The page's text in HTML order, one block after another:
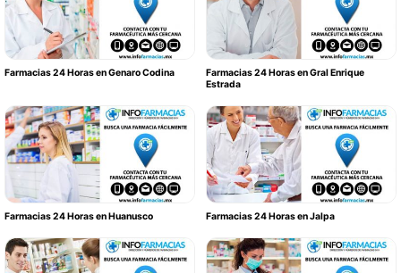
Farmacias 24 Horas en Genaro Codina
Farmacias 24 Horas en Gral Enrique
Estrada
Farmacias 24 Horas en Huanusco Farmacias 24 Horas en Jalpa